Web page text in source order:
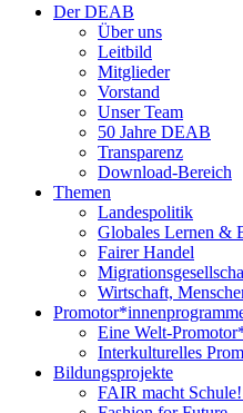
Der DEAB
Über uns
Leitbild
Mitglieder
Vorstand
Unser Team
50 Jahre DEAB
Transparenz
Download-Bereich
Themen
Landespolitik
Globales Lernen &
Fairer Handel
Wirtschaft,
Eine Welt-
Interkulturelles
Bildungsprojekte
FAIR macht